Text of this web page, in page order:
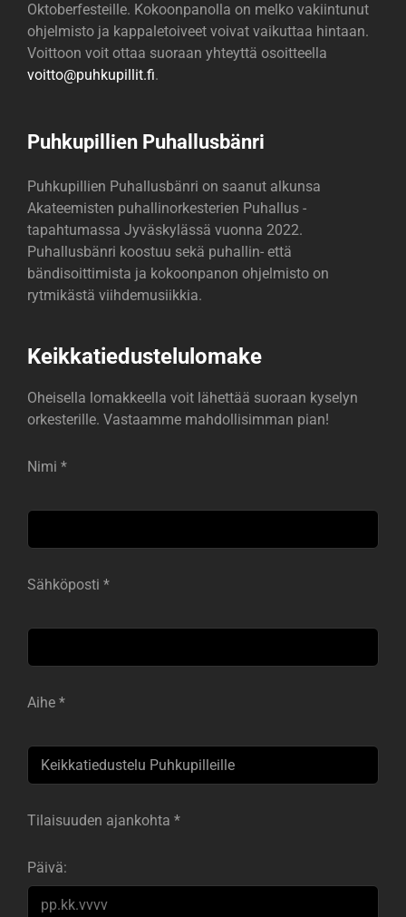
Oktoberfesteille. Kokoonpanolla on melko vakiintunut
ohjelmisto ja kappaletoiveet voivat vaikuttaa hintaan.
Voittoon voit ottaa suoraan yhteyttä osoitteella
voitto@puhkupillit.fi.
Puhkupillien Puhallusbänri
Puhkupillien Puhallusbänri on saanut alkunsa
Akateemisten puhallinorkesterien Puhallus -
tapahtumassa Jyväskylässä vuonna 2022.
Puhallusbänri koostuu sekä puhallin- että
bändisoittimista ja kokoonpanon ohjelmisto on
rytmikästä viihdemusiikkia.
Keikkatiedustelulomake
Oheisella lomakkeella voit lähettää suoraan kyselyn
orkesterille. Vastaamme mahdollisimman pian!
Nimi *
Sähköposti *
Aihe *
Tilaisuuden ajankohta *
Päivä: